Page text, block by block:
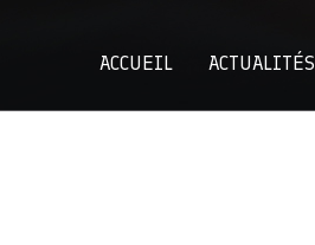
ACCUEIL ACTUALITÉS